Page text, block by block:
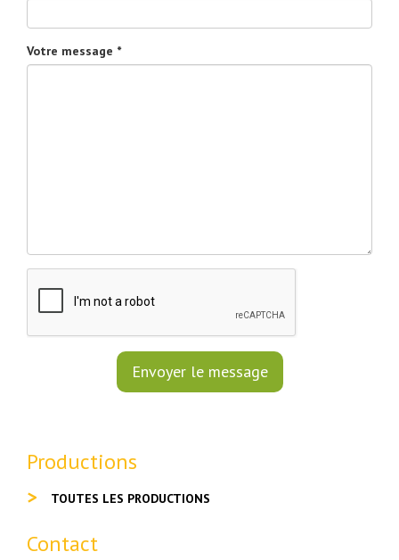
Votre message *
Productions
TOUTES LES PRODUCTIONS
Contact